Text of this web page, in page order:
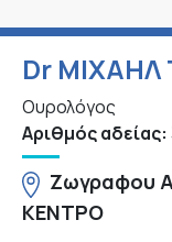
Dr ΜΙΧΑΗΛ
Ουρολόγος
Αριθμός
Ζωγραφου
ΚΕΝΤΡΟ